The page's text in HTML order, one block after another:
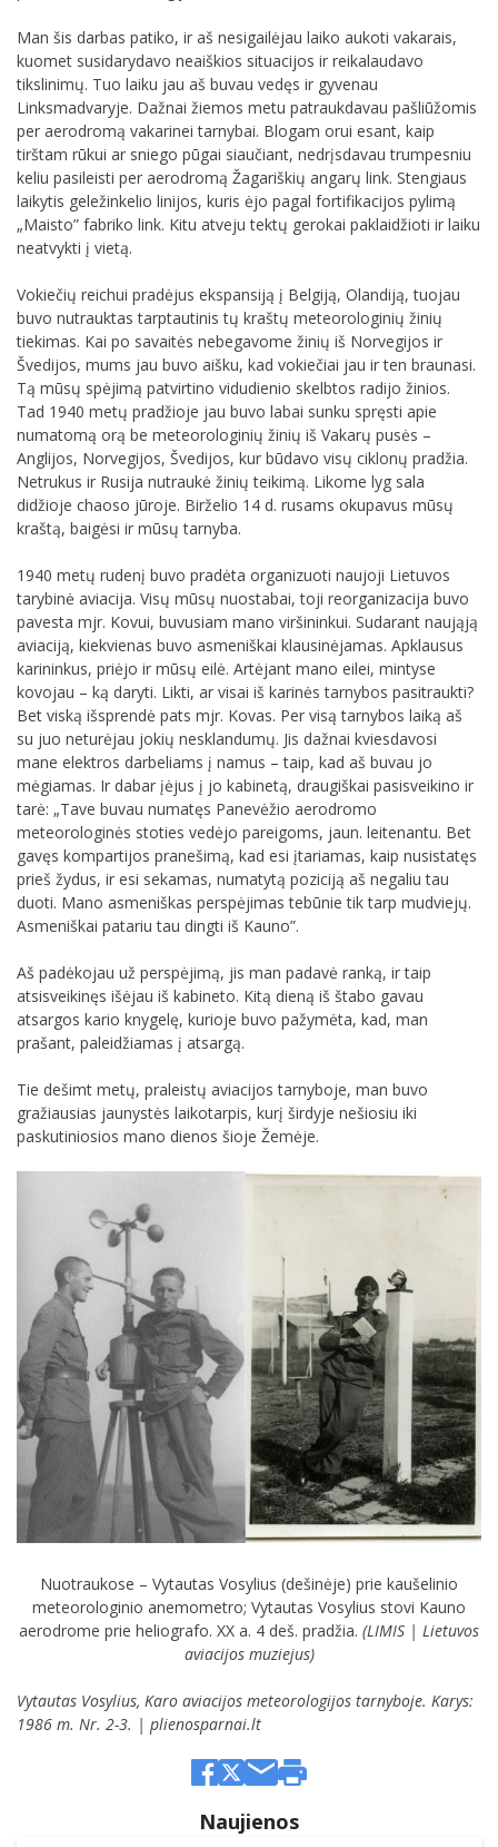
Naujienos
Man šis darbas patiko, ir aš nesigailėjau laiko aukoti vakarais,
kuomet susidarydavo neaiškios situacijos ir reikalaudavo
tikslinimų. Tuo laiku jau aš buvau vedęs ir gyvenau
Linksmadvaryje. Dažnai žiemos metu patraukdavau pašliūžomis
per aerodromą vakarinei tarnybai. Blogam orui esant, kaip
tirštam rūkui ar sniego pūgai siaučiant, nedrįsdavau trumpesniu
keliu pasileisti per aerodromą Žagariškių angarų link. Stengiaus
laikytis geležinkelio linijos, kuris ėjo pagal fortifikacijos pylimą
„Maisto” fabriko link. Kitu atveju tektų gerokai paklaidžioti ir laiku
neatvykti į vietą.
Vokiečių reichui pradėjus ekspansiją į Belgiją, Olandiją, tuojau
buvo nutrauktas tarptautinis tų kraštų meteorologinių žinių
tiekimas. Kai po savaitės nebegavome žinių iš Norvegijos ir
Švedijos, mums jau buvo aišku, kad vokiečiai jau ir ten braunasi.
Tą mūsų spėjimą patvirtino vidudienio skelbtos radijo žinios.
Tad 1940 metų pradžioje jau buvo labai sunku spręsti apie
numatomą orą be meteorologinių žinių iš Vakarų pusės –
Anglijos, Norvegijos, Švedijos, kur būdavo visų ciklonų pradžia.
Netrukus ir Rusija nutraukė žinių teikimą. Likome lyg sala
didžioje chaoso jūroje. Birželio 14 d. rusams okupavus mūsų
kraštą, baigėsi ir mūsų tarnyba.
1940 metų rudenį buvo pradėta organizuoti naujoji Lietuvos
tarybinė aviacija. Visų mūsų nuostabai, toji reorganizacija buvo
pavesta mjr. Kovui, buvusiam mano viršininkui. Sudarant naująją
aviaciją, kiekvienas buvo asmeniškai klausinėjamas. Apklausus
karininkus, priėjo ir mūsų eilė. Artėjant mano eilei, mintyse
kovojau – ką daryti. Likti, ar visai iš karinės tarnybos pasitraukti?
Bet viską išsprendė pats mjr. Kovas. Per visą tarnybos laiką aš
su juo neturėjau jokių nesklandumų. Jis dažnai kviesdavosi
mane elektros darbeliams į namus – taip, kad aš buvau jo
mėgiamas. Ir dabar įėjus į jo kabinetą, draugiškai pasisveikino ir
tarė: „Tave buvau numatęs Panevėžio aerodromo
meteorologinės stoties vedėjo pareigoms, jaun. leitenantu. Bet
gavęs kompartijos pranešimą, kad esi įtariamas, kaip nusistatęs
prieš žydus, ir esi sekamas, numatytą poziciją aš negaliu tau
duoti. Mano asmeniškas perspėjimas tebūnie tik tarp mudviejų.
Asmeniškai patariu tau dingti iš Kauno”.
Aš padėkojau už perspėjimą, jis man padavė ranką, ir taip
atsisveikinęs išėjau iš kabineto. Kitą dieną iš štabo gavau
atsargos kario knygelę, kurioje buvo pažymėta, kad, man
prašant, paleidžiamas į atsargą.
Tie dešimt metų, praleistų aviacijos tarnyboje, man buvo
gražiausias jaunystės laikotarpis, kurį širdyje nešiosiu iki
paskutiniosios mano dienos šioje Žemėje.
Nuotraukose – Vytautas Vosylius (dešinėje) prie kaušelinio
meteorologinio anemometro; Vytautas Vosylius stovi Kauno
aerodrome prie heliografo. XX a. 4 deš. pradžia. (LIMIS | Lietuvos
aviacijos muziejus)
Vytautas Vosylius, Karo aviacijos meteorologijos tarnyboje. Karys:
1986 m. Nr. 2-3. | plienosparnai.lt